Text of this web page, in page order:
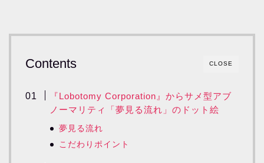
CLOSE
Contents
『Lobotomy Corporation』からサメ型アブ
ノーマリティ「夢見る流れ」のドット絵
夢見る流れ
こだわりポイント